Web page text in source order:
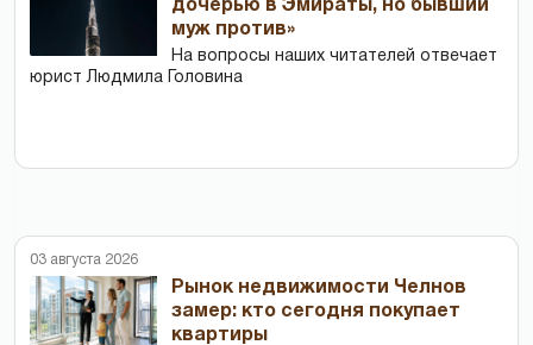
дочерью в Эмираты, но бывший
муж против»
На вопросы наших читателей отвечает
юрист Людмила Головина
03 августа 2026
Рынок недвижимости Челнов
замер: кто сегодня покупает
квартиры